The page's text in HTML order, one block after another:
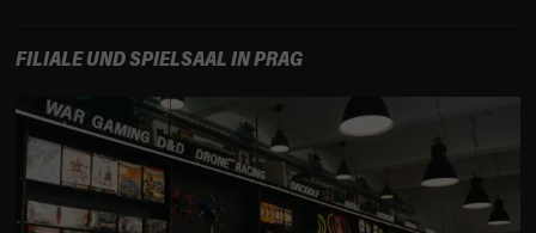
FILIALE UND SPIELSAAL IN PRAG